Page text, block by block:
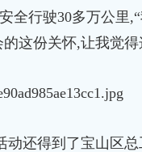
全行驶30多万公里
这份关怀,让我觉
还得到了宝山区总